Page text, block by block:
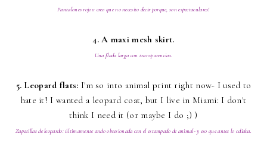
Pantalones rojos: creo que no necesito decir porque, son espectaculares!
4. A maxi mesh skirt.
Una flada larga con transparencias.
5. Leopard flats: I'm so into animal print right now- I used to
hate it! I wanted a leopard coat, but I live in Miami: I don't
think I need it (or maybe I do ;) )
Zapatillas de leopardo: últimamente ando obsesionada con el estampado de animal- y eso que antes lo odiaba.